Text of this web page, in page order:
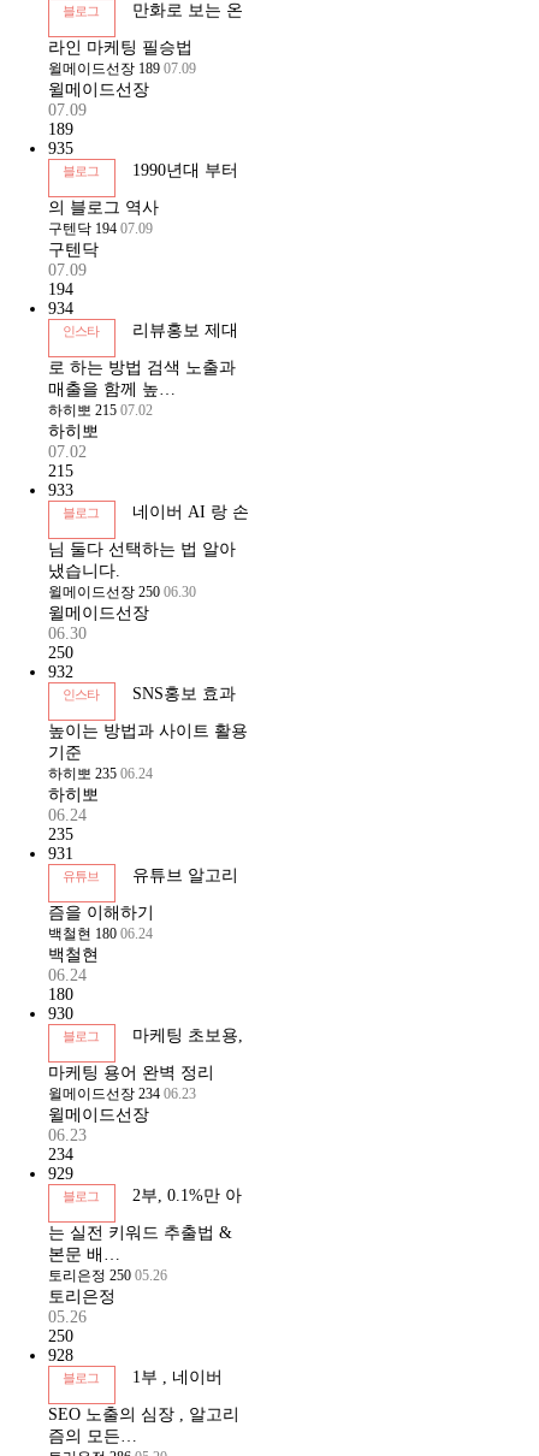
블로그 만화로 보는 온
라인 마케팅 필승법
윌메이드선장 189 07.09
윌메이드선장
07.09
189
935
블로그 1990년대 부터
의 블로그 역사
구텐닥 194 07.09
구텐닥
07.09
194
934
인스타 리뷰홍보 제대
로 하는 방법 검색 노출과
매출을 함께 높…
하히뽀 215 07.02
하히뽀
07.02
215
933
블로그 네이버 AI 랑 손
님 둘다 선택하는 법 알아
냈습니다.
윌메이드선장 250 06.30
윌메이드선장
06.30
250
932
인스타 SNS홍보 효과
높이는 방법과 사이트 활용
기준
하히뽀 235 06.24
하히뽀
06.24
235
931
유튜브 유튜브 알고리
즘을 이해하기
백철현 180 06.24
백철현
06.24
180
930
블로그 마케팅 초보용,
마케팅 용어 완벽 정리
윌메이드선장 234 06.23
윌메이드선장
06.23
234
929
블로그 2부, 0.1%만 아
는 실전 키워드 추출법 &
본문 배…
토리은정 250 05.26
토리은정
05.26
250
928
블로그 1부 , 네이버
SEO 노출의 심장 , 알고리
즘의 모든…